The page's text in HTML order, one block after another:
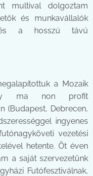
multival dolgoztam
és munkavállalók
és a hosszú távú
a Mozaik
ma non profit
(Budapest, Debrecen,
ingyenes
vezetési
hetente. Öt éven
a saját szervezetünk
Futófesztiválnak,